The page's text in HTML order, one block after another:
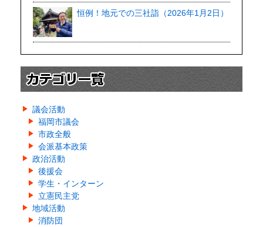
恒例！地元での三社詣（2026年1月2日）
議会活動
福岡市議会
市政全般
会派基本政策
政治活動
後援会
学生・インターン
立憲民主党
地域活動
消防団